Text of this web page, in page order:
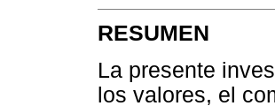
RESUMEN
La presente
los valores, el